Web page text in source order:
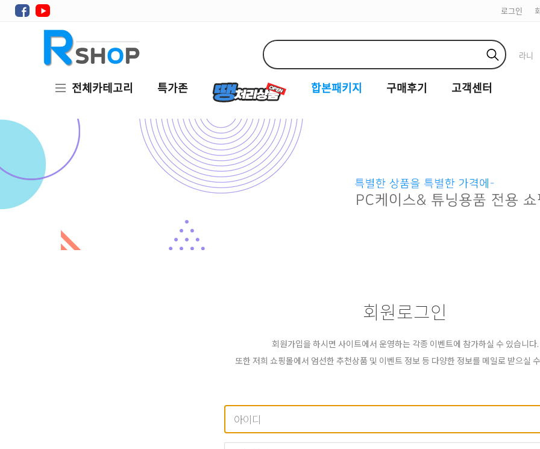
로그인
라니
전체카테고리 특가존 합본패키지 구매후기 고객센터
회원로그인
회원가입을 하시면 사이트에서 운영하는 각종 이벤트에 참가하실 수 있습니다.
또한 저희 쇼핑몰에서 엄선한 추천상품 및 이벤트 정보 등 다양한 정보를 메일로 받으실